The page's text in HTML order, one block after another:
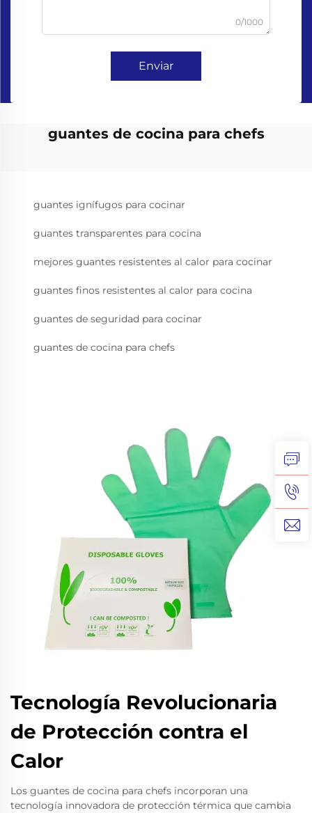
0/1000
Enviar
guantes de cocina para chefs
guantes ignífugos para cocinar
guantes transparentes para cocina
mejores guantes resistentes al calor para cocinar
guantes finos resistentes al calor para cocina
guantes de seguridad para cocinar
guantes de cocina para chefs
Tecnología Revolucionaria
de Protección contra el
Calor
Los guantes de cocina para chefs incorporan una
tecnología innovadora de protección térmica que cambia